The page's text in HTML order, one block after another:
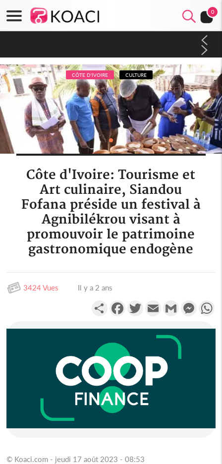
0
dépigmentants dangereux
CÔTE D'IVOIRE CULTURE
Côte d'Ivoire: Tourisme et
Art culinaire, Siandou
Fofana préside un festival à
Agnibilékrou visant à
promouvoir le patrimoine
gastronomique endogène
3424 Vues Il y a 2 ans
PartagerFacebookTwitterEmail Gmail
© Koaci.com - jeudi 17 août 2023 - 08:53